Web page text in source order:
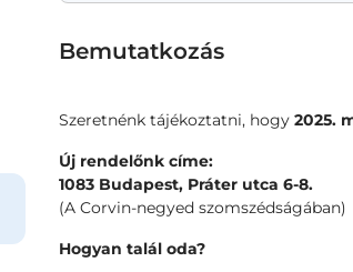
Bemutatkozás
Szeretnénk tájékoztatni, hogy 2025.
Új rendelőnk címe:
1083 Budapest, Práter utca 6-8.
(A Corvin-negyed szomszédságában)
Hogyan talál oda?